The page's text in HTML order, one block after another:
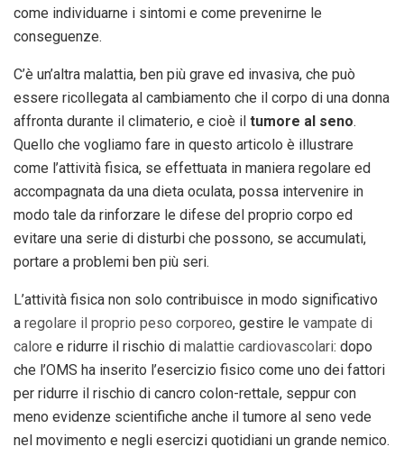
come individuarne i sintomi e come prevenirne le
conseguenze.
C’è un’altra malattia, ben più grave ed invasiva, che può
essere ricollegata al cambiamento che il corpo di una donna
affronta durante il climaterio, e cioè il tumore al seno.
Quello che vogliamo fare in questo articolo è illustrare
come l’attività fisica, se effettuata in maniera regolare ed
accompagnata da una dieta oculata, possa intervenire in
modo tale da rinforzare le difese del proprio corpo ed
evitare una serie di disturbi che possono, se accumulati,
portare a problemi ben più seri.
L’attività fisica non solo contribuisce in modo significativo
a regolare il proprio peso corporeo, gestire le vampate di
calore e ridurre il rischio di malattie cardiovascolari: dopo
che l’OMS ha inserito l’esercizio fisico come uno dei fattori
per ridurre il rischio di cancro colon-rettale, seppur con
meno evidenze scientifiche anche il tumore al seno vede
nel movimento e negli esercizi quotidiani un grande nemico.